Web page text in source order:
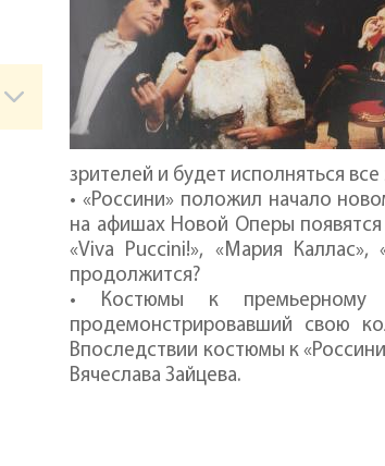
зрителей и будет исполняться
• «Россини» положил начало
на афишах Новой Оперы появятся
«Viva Puccini!», «Мария
продолжится?
• Костюмы к премьерному
продемонстрировавший свою
Впоследствии костюмы к
Вячеслава Зайцева.